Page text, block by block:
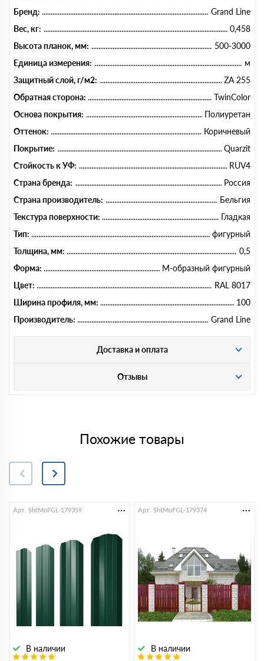
Бренд:
Grand Line
Вес, кг:
0,458
Высота планок, мм:
500-3000
Единица измерения:
м
Защитный слой, г/м2:
ZA 255
Обратная сторона:
TwinColor
Основа покрытия:
Полиуретан
Оттенок:
Коричневый
Покрытие:
Quarzit
Стойкость к УФ:
RUV4
Страна бренда:
Россия
Страна производитель:
Бельгия
Текстура поверхности:
Гладкая
Тип:
фигурный
Толщина, мм:
0,5
Форма:
М-образный фигурный
Цвет:
RAL 8017
Ширина профиля, мм:
100
Производитель:
Grand Line
Доставка и оплата
Отзывы
Похожие товары
В наличии
Арт. ShtMoFGL-179359
В наличии
Арт. ShtMoFGL-179374